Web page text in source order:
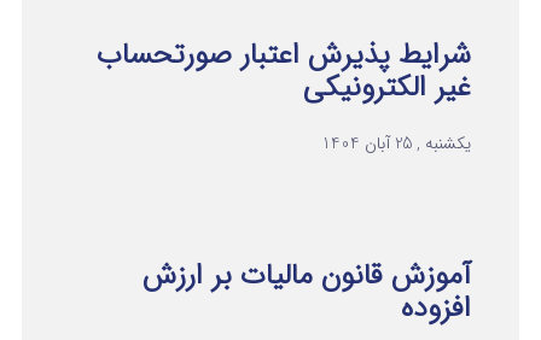
شرایط پذیرش اعتبار صورتحساب
غیر الکترونیکی
یکشنبه , 25 آبان 1404
آموزش قانون مالیات بر ارزش
افزوده